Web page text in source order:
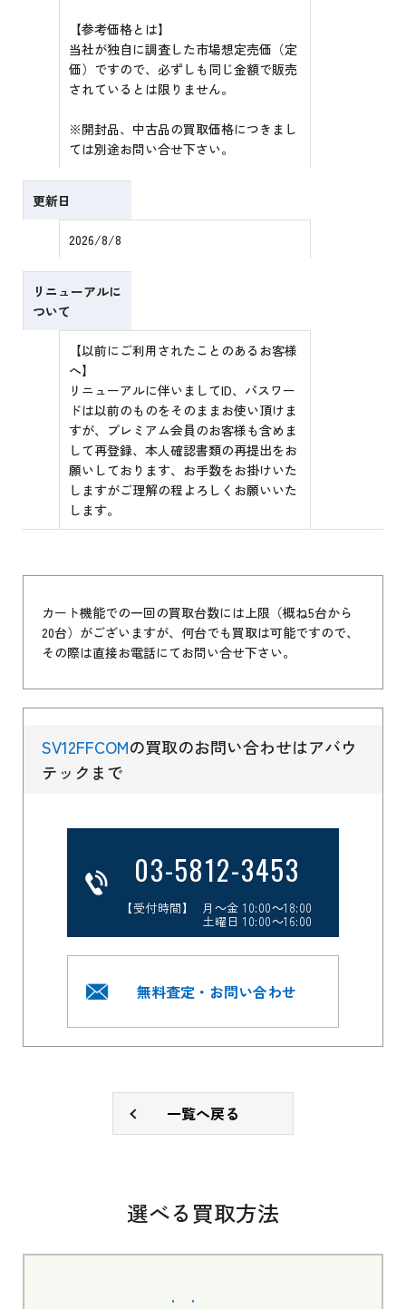
【参考価格とは】
当社が独自に調査した市場想定売価（定
価）ですので、必ずしも同じ金額で販売
されているとは限りません。
※開封品、中古品の買取価格につきまし
ては別途お問い合せ下さい。
更新日
2026/8/8
リニューアルに
ついて
【以前にご利用されたことのあるお客様
へ】
リニューアルに伴いましてID、パスワー
ドは以前のものをそのままお使い頂けま
すが、プレミアム会員のお客様も含めま
して再登録、本人確認書類の再提出をお
願いしております、お手数をお掛けいた
しますがご理解の程よろしくお願いいた
します。
カート機能での一回の買取台数には上限（概ね5台から
20台）がございますが、何台でも買取は可能ですので、
その際は直接お電話にてお問い合せ下さい。
SV12FFCOMの買取のお問い合わせはアバウ
テックまで
03-5812-3453
【受付時間】 月～金 10:00～18:00
土曜日 10:00～16:00
無料査定・お問い合わせ
一覧へ戻る
選べる買取方法